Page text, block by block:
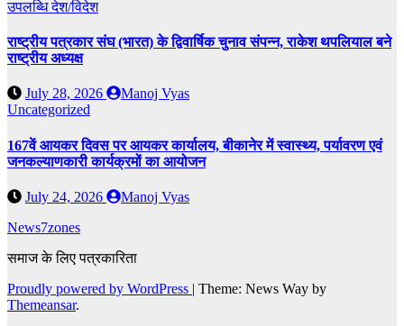
उपलब्धिदेश/विदेश
राष्ट्रीय पत्रकार संघ (भारत) के द्विवार्षिक चुनाव संपन्न, राकेश थपलियाल बने
राष्ट्रीय अध्यक्ष
July 28, 2026
Manoj Vyas
Uncategorized
167वें आयकर दिवस पर आयकर कार्यालय, बीकानेर में स्वास्थ्य, पर्यावरण एवं
जनकल्याणकारी कार्यक्रमों का आयोजन
July 24, 2026
Manoj Vyas
News7zones
समाज के लिए पत्रकारिता
Proudly powered by WordPress | Theme: News Way by
Themeansar.